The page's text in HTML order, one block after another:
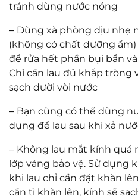
tránh dùng nước nóng
– Dùng xà phòng dịu nhẹ
(không có chất dưỡng
để rửa hết phần bụi bẩn
Chỉ cần lau đủ khắp tròng
sạch dười vòi nước
– Bạn cũng có thể dùng
dụng để lau sau khi xả
– Không lau mắt kính quá
lớp váng bảo vệ. Sử dụng
khi lau chỉ cần đặt khăn
cần tì khăn lên, kính sẽ